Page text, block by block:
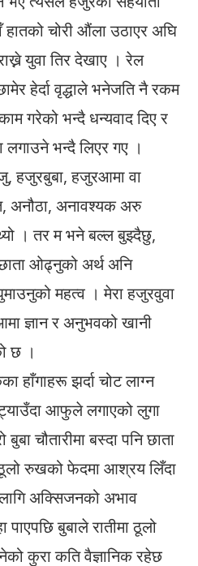
हातको चोरी औंला उठाएर अघि
युवा तिर देखाए । रेल
हेर्दा वृद्धाले भनेजति नै रकम
गरेको भन्दै धन्यवाद दिए र
लगाउने भन्दै लिएर गए ।
हजुरबुबा, हजुरआमा वा
अनौठा, अनावश्यक अरु
। तर म भने बल्ल बुझ्दैछु,
छाता ओढ्नुको अर्थ अनि
महत्व । मेरा हजुरवुवा
ज्ञान र अनुभवको खानी
छ ।
हाँगाहरू झर्दा चोट लाग्न
आफुले लगाएको लुगा
चौतारीमा बस्दा पनि छाता
रुखको फेदमा आश्रय लिँदा
अक्सिजनको अभाव
बुबाले रातीमा ठूलो
कुरा कति वैज्ञानिक रहेछ